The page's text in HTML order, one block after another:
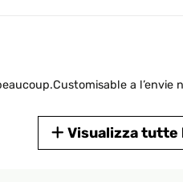
a
Visualizza tutte